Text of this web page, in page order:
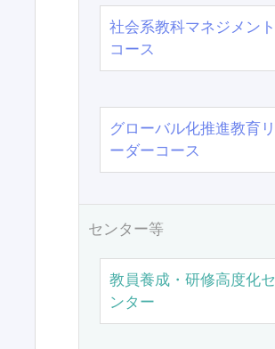
社会系教科マネジメント
コース
グローバル化推進教育リ
ーダーコース
センター等
教員養成・研修高度化セ
ンター